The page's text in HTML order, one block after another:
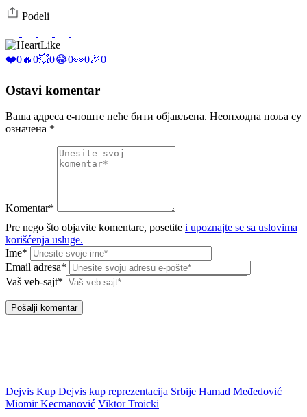
Podeli
Like
❤️0🔥0💥0😂0👀0🎉0
Ostavi komentar
Ваша адреса е-поште неће бити објављена. Неопходна поља су
означена *
Komentar*
Pre nego što objavite komentare, posetite i upoznajte se sa uslovima
korišćenja usluge.
Ime*
Email adresa*
Vaš veb-sajt*
Dejvis Kup Dejvis kup reprezentacija Srbije Hamad Međedović
Miomir Kecmanović Viktor Troicki